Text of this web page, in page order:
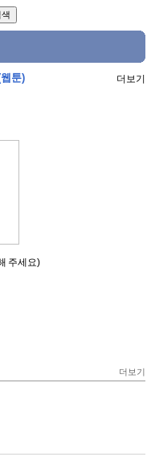
툰) 더보기
주세요)
더보기